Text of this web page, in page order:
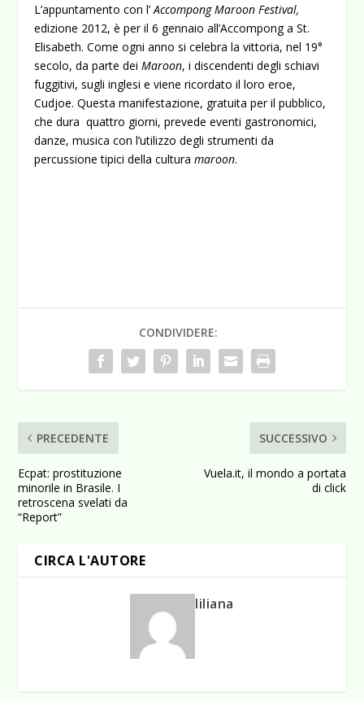
L’appuntamento con l’Accompong Maroon Festival,
edizione 2012, è per il 6 gennaio all’Accompong a St.
Elisabeth. Come ogni anno si celebra la vittoria, nel 19°
secolo, da parte deiMaroon, i discendenti degli schiavi
fuggitivi, sugli inglesi e viene ricordato il loro eroe,
Cudjoe. Questa manifestazione, gratuita per il pubblico,
che dura quattro giorni, prevede eventi gastronomici,
danze, musica con l’utilizzo degli strumenti da
percussione tipici della culturamaroon.
CONDIVIDERE:
PRECEDENTE
Ecpat: prostituzione
minorile in Brasile. I
retroscena svelati da
“Report”
SUCCESSIVO
Vuela.it, il mondo a portata
di click
CIRCA L'AUTORE
liliana